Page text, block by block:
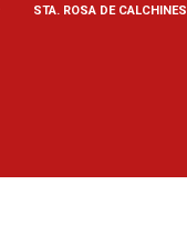
STA. ROSA DE CALCHINES